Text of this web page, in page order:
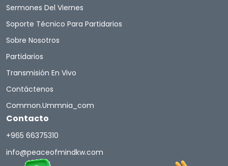
Sermones Del Viernes
Soporte Técnico Para Partidarios
Sobre Nosotros
Partidarios
Transmisión En Vivo
Contáctenos
Common.ummnia_com
Contacto
+965 66375310
info@peaceofmindkw.com